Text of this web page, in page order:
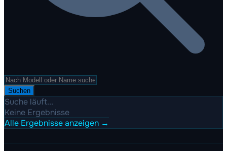
Suchen
Suche läuft...
Keine Ergebnisse
Alle Ergebnisse anzeigen →